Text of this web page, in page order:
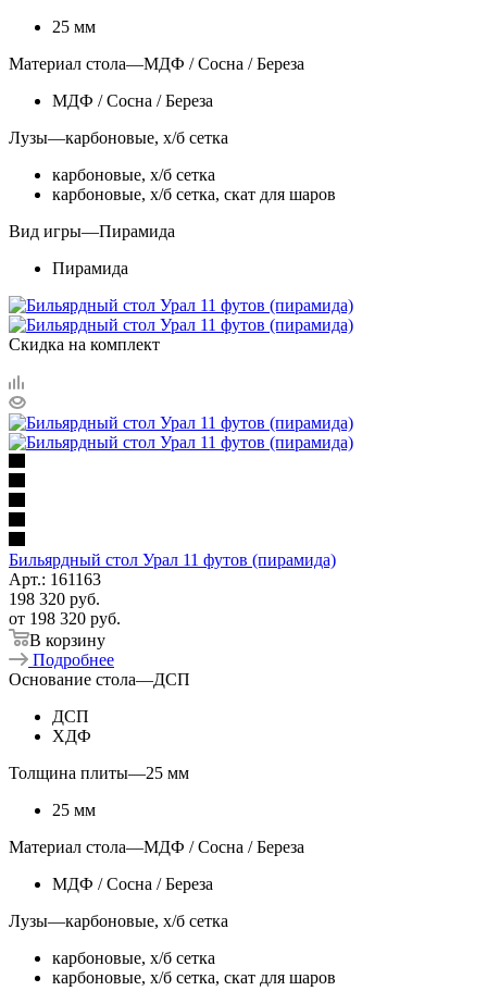
25 мм
Материал стола—МДФ / Сосна / Береза
МДФ / Сосна / Береза
Лузы—карбоновые, х/б сетка
карбоновые, х/б сетка
карбоновые, х/б сетка, скат для шаров
Вид игры—Пирамида
Пирамида
Скидка на комплект
Бильярдный стол Урал 11 футов (пирамида)
Арт.: 161163
198 320 руб.
от 198 320 руб.
В корзину
Подробнее
Основание стола—ДСП
ДСП
ХДФ
Толщина плиты—25 мм
25 мм
Материал стола—МДФ / Сосна / Береза
МДФ / Сосна / Береза
Лузы—карбоновые, х/б сетка
карбоновые, х/б сетка
карбоновые, х/б сетка, скат для шаров